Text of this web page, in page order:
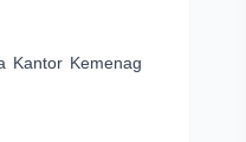
Kantor Kemenag